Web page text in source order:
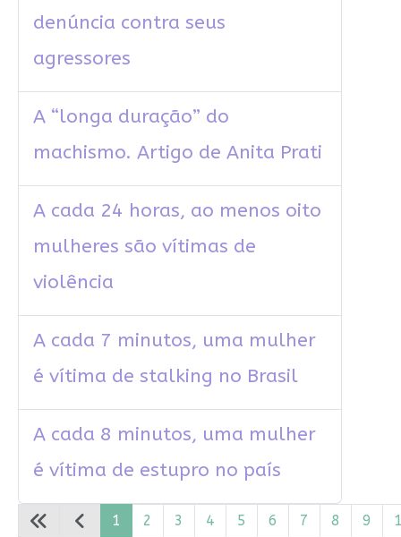
denúncia contra seus
agressores
A “longa duração” do
machismo. Artigo de Anita Prati
A cada 24 horas, ao menos oito
mulheres são vítimas de
violência
A cada 7 minutos, uma mulher
é vítima de stalking no Brasil
A cada 8 minutos, uma mulher
é vítima de estupro no país
1 2 3 4 5 6 7 8 9